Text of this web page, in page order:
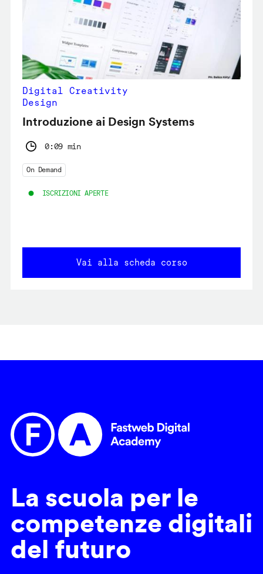
Digital Creativity
Design
Introduzione ai Design Systems
0:09 min
On Demand
ISCRIZIONI APERTE
Vai alla scheda corso
La scuola per le
competenze digitali
del futuro